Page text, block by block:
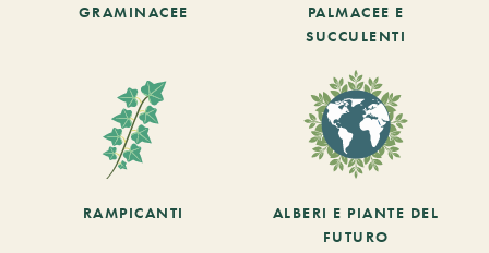
GRAMINACEE
PALMACEE E
SUCCULENTI
RAMPICANTI
ALBERI E PIANTE DEL
FUTURO